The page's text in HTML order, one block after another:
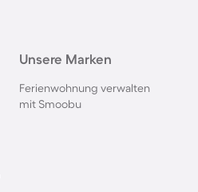
Unsere Marken
Ferienwohnung verwalten
mit Smoobu